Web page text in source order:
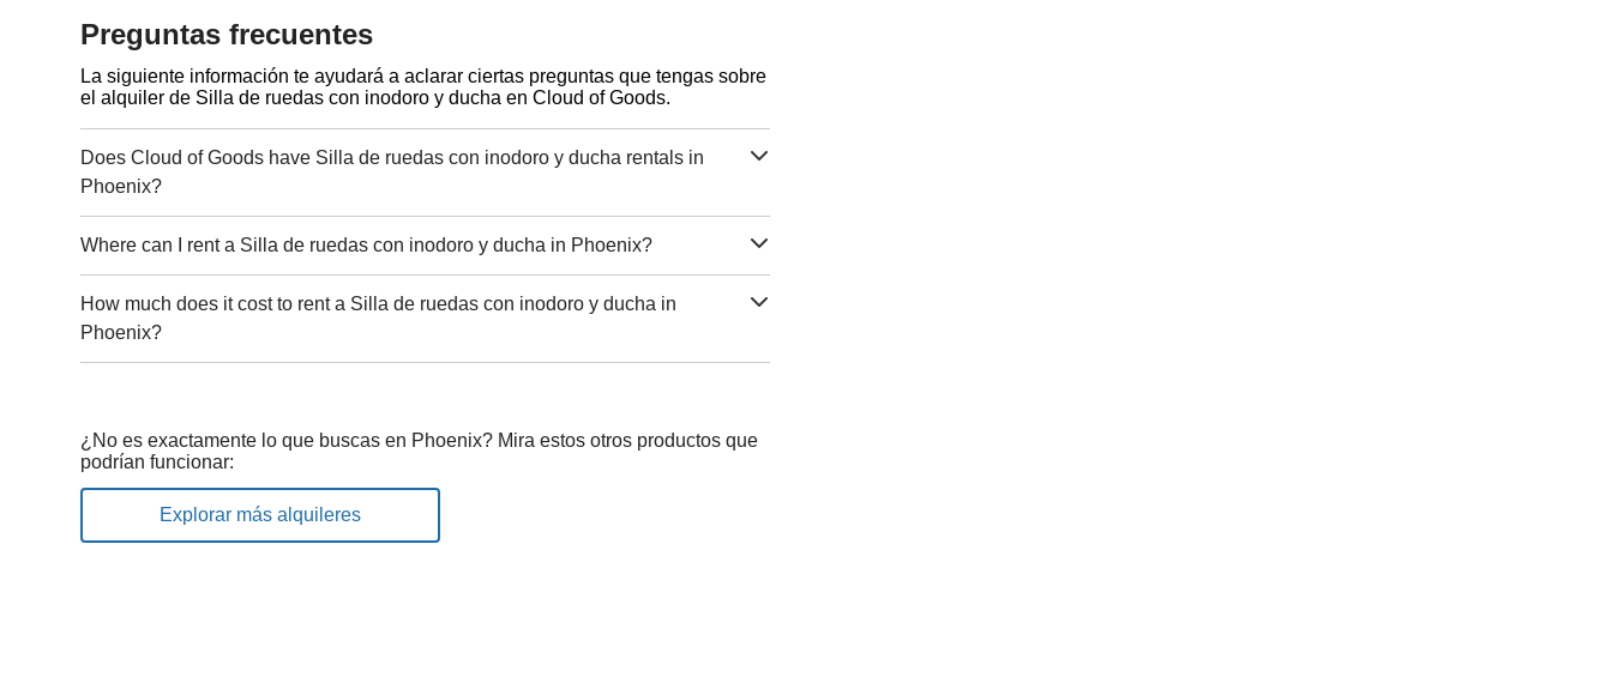
Preguntas frecuentes
La siguiente información te ayudará a aclarar ciertas preguntas que tengas sobre
el alquiler de Silla de ruedas con inodoro y ducha en Cloud of Goods.
Does Cloud of Goods have Silla de ruedas con inodoro y ducha rentals in
Phoenix?
Where can I rent a Silla de ruedas con inodoro y ducha in Phoenix?
How much does it cost to rent a Silla de ruedas con inodoro y ducha in
Phoenix?
¿No es exactamente lo que buscas en Phoenix? Mira estos otros productos que
podrían funcionar:
Explorar más alquileres